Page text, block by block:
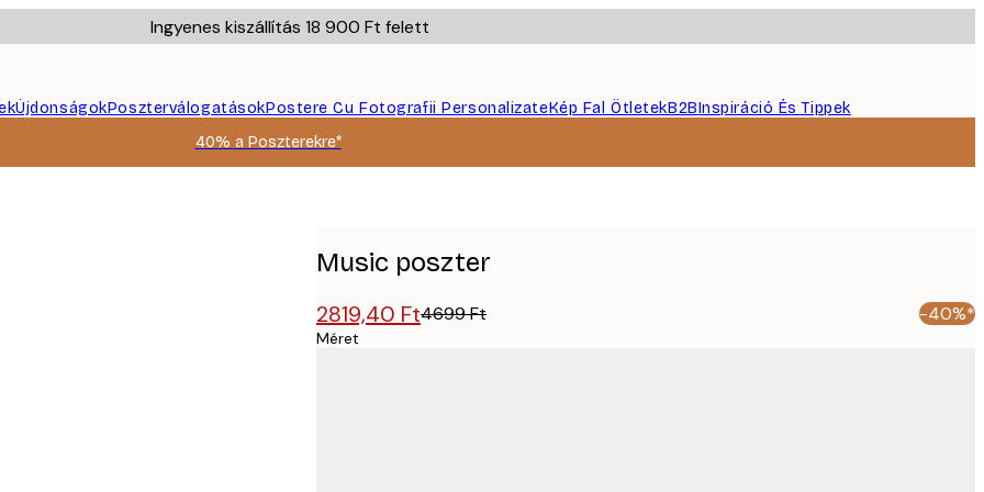
Ingyenes kiszállítás 18 900 Ft felett
ÚjdonságokPoszterválogatásokPostere Cu Fotografii PersonalizateKép Fal ÖtletekB2BInspiráció És Tippek
40% a Poszterekre*
Music poszter
2819,40 Ft4699 Ft -40%*
Méret